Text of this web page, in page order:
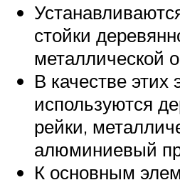
стойки
металлической
В качестве этих
используются
рейки,
алюминиевый
К основным